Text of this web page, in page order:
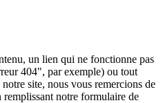
un lien qui ne fonctionne pas
404", par exemple) ou tout
site, nous vous remercions de
notre formulaire de